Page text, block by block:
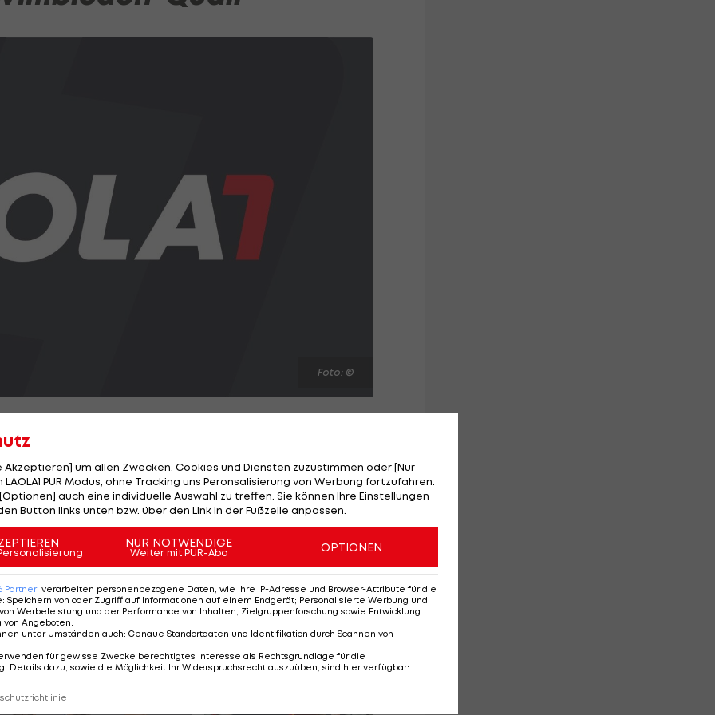
Foto: ©
der Argentinier Juan Monaco und Juan Martin
Monaco verkündete seine Absenz am Dienstag
kam es zur erwarteten Absagen von Del Potro, der
wieder spielen wird. Neben Haider-Maurer sind in
Thiem im Hauptfeld. Gerald Melzer und Martin
Akzeptieren] um allen Zwecken, Cookies und Diensten zuzustimmen oder [Nur
PUR Modus, ohne Tracking uns Peronsalisierung von Werbung fortzufahren.
auch eine individuelle Auswahl zu treffen. Sie können Ihre Einstellungen
Button links unten bzw. über den Link in der Fußzeile anpassen.
NUR NOTWENDIGE
Weiter mit PUR-Abo OPTIONEN
Partner verarbeiten personenbezogene Daten, wie Ihre IP-Adresse und Browser-Attribute für die
: Speichern von oder Zugriff auf Informationen auf einem Endgerät; Personalisierte Werbung und
Werbeleistung und der Performance von Inhalten, Zielgruppenforschung sowie Entwicklung
von Angeboten
unter Umständen auch: Genaue Standortdaten und Identifikation durch Scannen von
für gewisse Zwecke berechtigtes Interesse als Rechtsgrundlage für die
Details dazu, sowie die Möglichkeit Ihr Widerspruchsrecht auszuüben, sind hier verfügbar: